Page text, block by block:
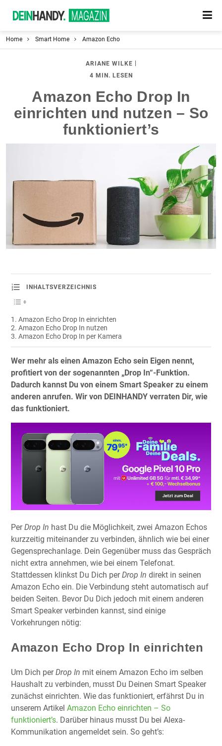
Home Smart Home Amazon Echo
ARIANE WILKE
4 MIN. LESEN
Amazon Echo Drop In
einrichten und nutzen – So
funktioniert’s
INHALTSVERZEICHNIS
Amazon Echo Drop In einrichten
Amazon Echo Drop In nutzen
Amazon Echo Drop In per Kamera
Wer mehr als einen Amazon Echo sein Eigen nennt,
profitiert von der sogenannten „Drop In“-Funktion.
Dadurch kannst Du von einem Smart Speaker zu einem
anderen anrufen. Wir von DEINHANDY verraten Dir, wie
das funktioniert.
PerDrop In hast Du die Möglichkeit, zwei Amazon Echos
kurzzeitig miteinander zu verbinden, ähnlich wie bei einer
Gegensprechanlage. Dein Gegenüber muss das Gespräch
nicht extra annehmen, wie bei einem Telefonat.
Stattdessen klinkst Du Dich perDrop In direkt in seinen
Amazon Echo ein. Die Verbindung steht automatisch auf
beiden Seiten. Bevor Du Dich jedoch mit einem anderen
Smart Speaker verbinden kannst, sind einige
Vorkehrungen nötig:
Amazon Echo Drop In einrichten
Um Dich perDrop In mit einem Amazon Echo im selben
Haushalt zu verbinden, musst Du Deinen Smart Speaker
zunächst einrichten. Wie das funktioniert, erfährst Du in
unserem Artikel Amazon Echo einrichten – So
funktioniert’s. Darüber hinaus musst Du bei Alexa-
Kommunikation angemeldet sein. So geht’s: